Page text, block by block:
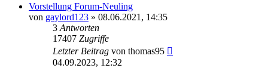
Vorstellung Forum-Neuling
von gaylord123 » 08.06.2021, 14:35
3 Antworten
17407 Zugriffe
Letzter Beitrag von thomas95
04.09.2023, 12:32